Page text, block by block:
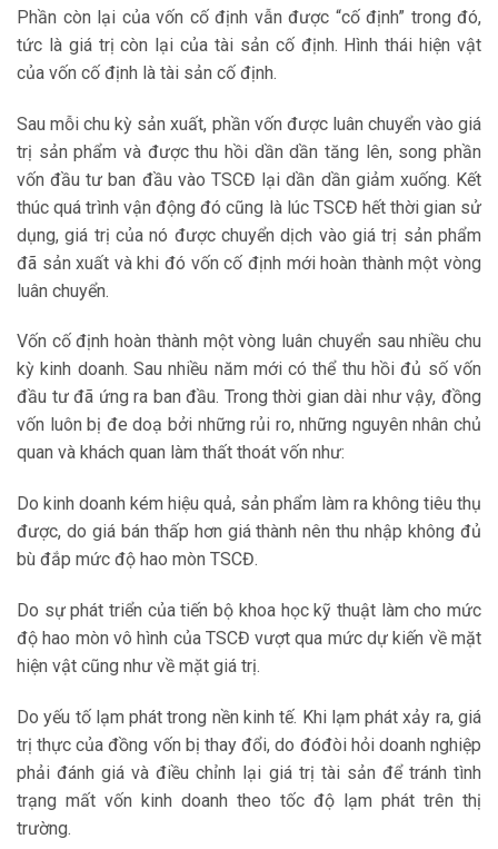
Phần còn lại của vốn cố định vẫn được “cố định” trong đó,
tức là giá trị còn lại của tài sản cố định. Hình thái hiện vật
của vốn cố định là tài sản cố định.
Sau mỗi chu kỳ sản xuất, phần vốn được luân chuyển vào giá
trị sản phẩm và được thu hồi dần dần tăng lên, song phần
vốn đầu tư ban đầu vào TSCĐ lại dần dần giảm xuống. Kết
thúc quá trình vận động đó cũng là lúc TSCĐ hết thời gian sử
dụng, giá trị của nó được chuyển dịch vào giá trị sản phẩm
đã sản xuất và khi đó vốn cố định mới hoàn thành một vòng
luân chuyển.
Vốn cố định hoàn thành một vòng luân chuyển sau nhiều chu
kỳ kinh doanh. Sau nhiều năm mới có thể thu hồi đủ số vốn
đầu tư đã ứng ra ban đầu. Trong thời gian dài như vậy, đồng
vốn luôn bị đe doạ bởi những rủi ro, những nguyên nhân chủ
quan và khách quan làm thất thoát vốn như:
Do kinh doanh kém hiệu quả, sản phẩm làm ra không tiêu thụ
được, do giá bán thấp hơn giá thành nên thu nhập không đủ
bù đắp mức độ hao mòn TSCĐ.
Do sự phát triển của tiến bộ khoa học kỹ thuật làm cho mức
độ hao mòn vô hình của TSCĐ vượt qua mức dự kiến về mặt
hiện vật cũng như về mặt giá trị.
Do yếu tố lạm phát trong nền kinh tế. Khi lạm phát xảy ra, giá
trị thực của đồng vốn bị thay đổi, do đóđòi hỏi doanh nghiệp
phải đánh giá và điều chỉnh lại giá trị tài sản để tránh tình
trạng mất vốn kinh doanh theo tốc độ lạm phát trên thị
trường.